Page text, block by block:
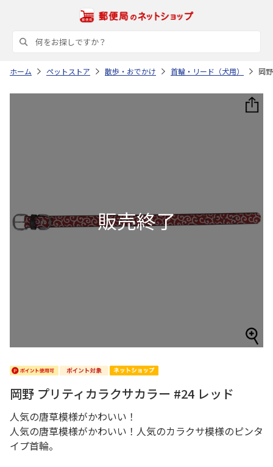
ホーム ペットストア 散歩・おでかけ 首輪・リード（犬用） 岡
岡野 プリティカラクサカラー #24 レッド
人気の唐草模様がかわいい！
人気の唐草模様がかわいい！人気のカラクサ模様のピンタ
イプ首輪。